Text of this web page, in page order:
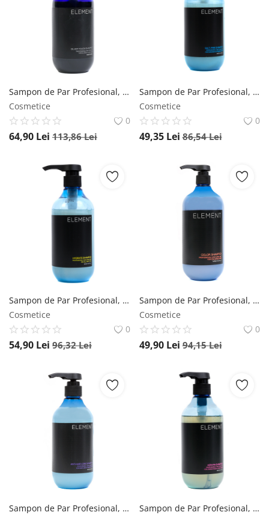
Sampon de Par Profesional, SILVER, pentru par blond, Element, 500 ml Element
Cosmetice
0
64,90 Lei 113,86Lei
Sampon de Par Profesional, fara SARE, Element, 500 ml Element
Cosmetice
0
49,35 Lei 86,54Lei
Sampon de Par Profesional, pentru HIDRATARE, Element, 500 ml Element
Cosmetice
0
54,90 Lei 96,32Lei
Sampon de Par Profesional, pentru Par Vopsit, Element, 500 ml Element
Cosmetice
0
49,90 Lei 94,15Lei
Sampon de Par Profesional, impotriva Caderii Parului, Element, 500 ml Element
Sampon de Par Profesional, cu KERATINA, Element, 500 ml Element